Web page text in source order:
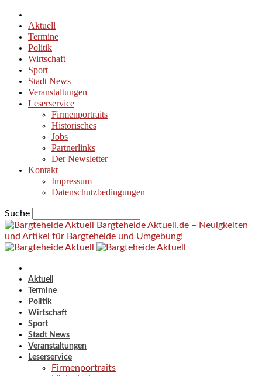
Aktuell
Termine
Politik
Wirtschaft
Sport
Stadt News
Veranstaltungen
Leserservice
Firmenportraits
Historisches
Jobs
Partnerlinks
Der Newsletter
Kontakt
Impressum
Datenschutzbedingungen
Suche
Bargteheide Aktuell.de – Neuigkeiten
und Artikel für Bargteheide und Umgebung!
Aktuell
Termine
Politik
Wirtschaft
Sport
Stadt News
Veranstaltungen
Leserservice
Firmenportraits